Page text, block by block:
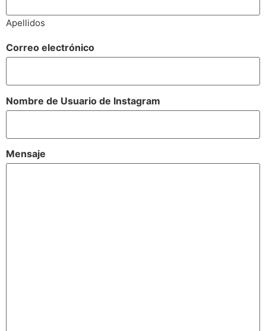
Apellidos
Correo electrónico
Nombre de Usuario de Instagram
Mensaje